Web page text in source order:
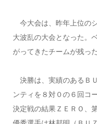
今大会は、昨年上位の
大波乱の大会となった。
がってきたチームが残った
決勝は、実績のあるＢ
ンティを８対０の６回コ
決定戦の結果ＺＥＲＯ、